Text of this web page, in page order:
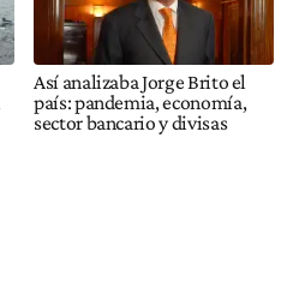
Así analizaba Jorge Brito el
país: pandemia, economía,
sector bancario y divisas